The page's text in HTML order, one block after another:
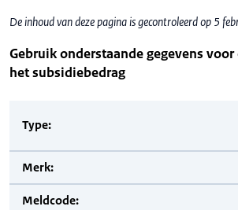
De inhoud van deze pagina is gecontroleerd op 5
Gebruik onderstaande gegevens
het subsidiebedrag
Type:
Merk:
Meldcode: